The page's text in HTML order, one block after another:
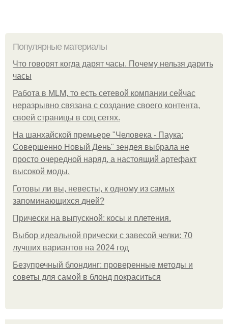
Популярные материалы
Что говорят когда дарят часы. Почему нельзя дарить
часы
Работа в MLM, то есть сетевой компании сейчас
неразрывно связана с создание своего контента,
своей страницы в соц сетях.
На шанхайской премьере "Человека - Паука:
Совершенно Новый День" зендея выбрала не
просто очередной наряд, а настоящий артефакт
высокой моды.
Готовы ли вы, невесты, к одному из самых
запоминающихся дней?
Прически на выпускной: косы и плетения.
Выбор идеальной прически с завесой челки: 70
лучших вариантов на 2024 год
Безупречный блондинг: проверенные методы и
советы для самой в блонд покраситься